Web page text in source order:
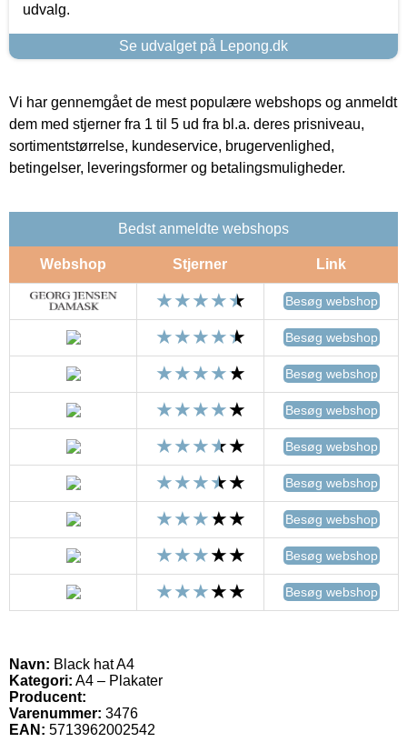
udvalg.
Se udvalget på Lepong.dk
Vi har gennemgået de mest populære webshops og anmeldt
dem med stjerner fra 1 til 5 ud fra bl.a. deres prisniveau,
sortimentstørrelse, kundeservice, brugervenlighed,
betingelser, leveringsformer og betalingsmuligheder.
Bedst anmeldte webshops
Webshop Stjerner Link
Besøg webshop
Besøg webshop
Besøg webshop
Besøg webshop
Besøg webshop
Besøg webshop
Besøg webshop
Besøg webshop
Besøg webshop
Navn: Black hat A4
Kategori: A4 – Plakater
Producent:
Varenummer: 3476
EAN: 5713962002542